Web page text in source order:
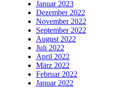
Januar 2023
Dezember 2022
November 2022
September 2022
August 2022
Juli 2022
April 2022
März 2022
Februar 2022
Januar 2022